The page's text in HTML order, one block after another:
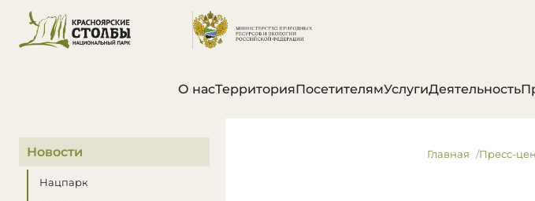
О насТерриторияПосетителямУслугиДеятельность
В этом разделе
Новости
Нацпарк
Главная Пресс-